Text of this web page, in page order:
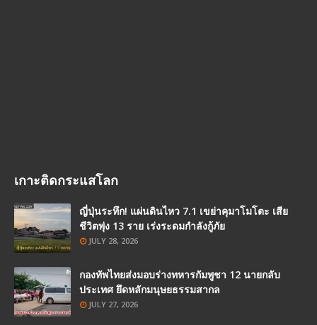
เกาะติดกระแสโลก
ญี่ปุ่นระทึก! แผ่นดินไหว 7.1 เขย่าคุมาโมโตะ เสีย
ชีวิตพุ่ง 13 ราย เร่งระดมกำลังกู้ภัย
JULY 28, 2026
กองทัพไทยส่งมอบร่างทหารกัมพูชา 12 นายกลับ
ประเทศ ยึดหลักมนุษยธรรมสากล
JULY 27, 2026